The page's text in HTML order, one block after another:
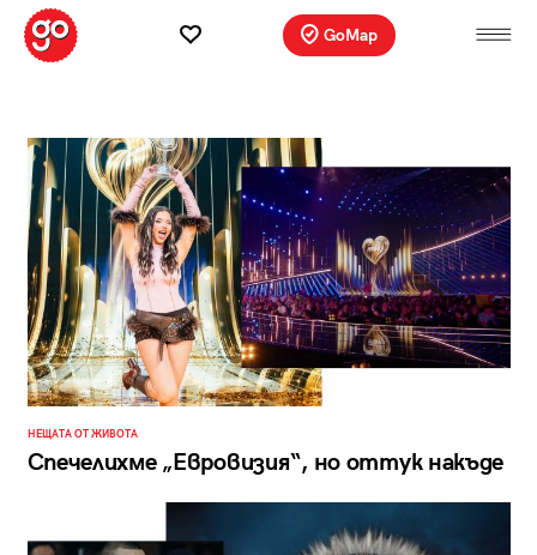
GoMap
НЕЩАТА ОТ ЖИВОТА
Спечелихме „Евровизия“, но оттук накъде